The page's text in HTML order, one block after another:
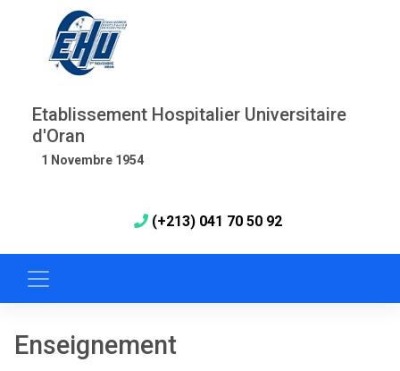
Etablissement Hospitalier Universitaire
d'Oran
1 Novembre 1954
(+213) 041 70 50 92
Enseignement